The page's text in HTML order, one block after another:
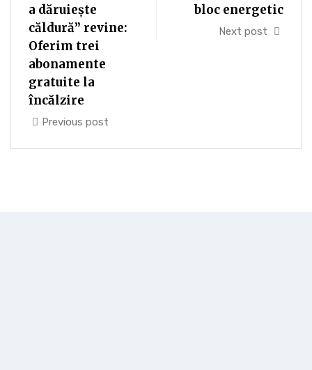
a dăruiește
căldură” revine:
Oferim trei
abonamente
gratuite la
încălzire
Previous post
bloc energetic
Next post